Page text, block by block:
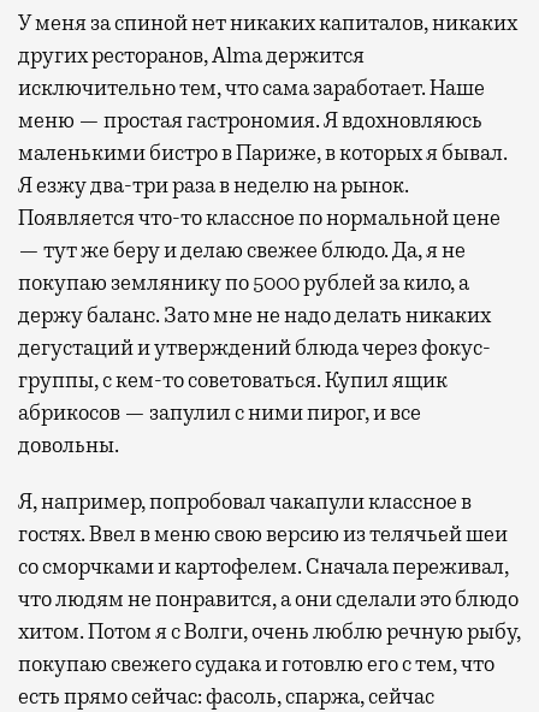
У меня за спиной нет никаких капиталов, никаких
других ресторанов, Alma держится
исключительно тем, что сама заработает. Наше
меню — простая гастрономия. Я вдохновляюсь
маленькими бистро в Париже, в которых я бывал.
Я езжу два-три раза в неделю на рынок.
Появляется что-то классное по нормальной цене
— тут же беру и делаю свежее блюдо. Да, я не
покупаю землянику по 5000 рублей за кило, а
держу баланс. Зато мне не надо делать никаких
дегустаций и утверждений блюда через фокус-
группы, с кем-то советоваться. Купил ящик
абрикосов — запулил с ними пирог, и все
довольны.
Я, например, попробовал чакапули классное в
гостях. Ввел в меню свою версию из телячьей шеи
со сморчками и картофелем. Сначала переживал,
что людям не понравится, а они сделали это блюдо
хитом. Потом я с Волги, очень люблю речную рыбу,
покупаю свежего судака и готовлю его с тем, что
есть прямо сейчас: фасоль, спаржа, сейчас